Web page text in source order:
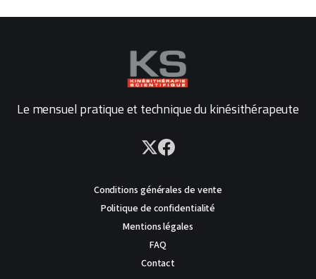
Le mensuel pratique et technique du kinésithérapeute
Conditions générales de vente
Politique de confidentialité
Mentions légales
FAQ
Contact